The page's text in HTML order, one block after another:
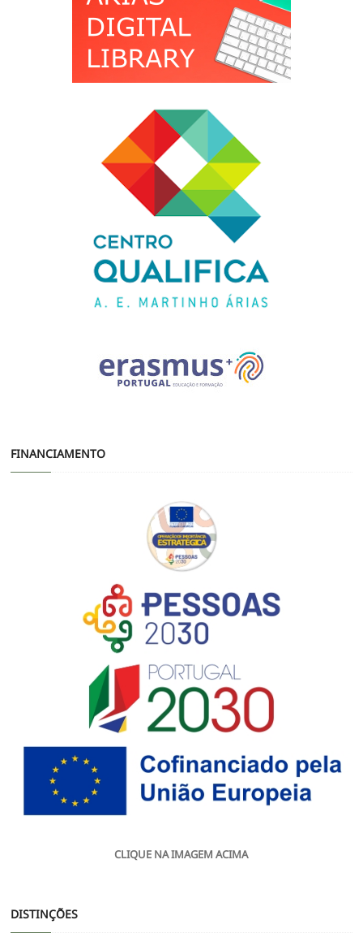
FINANCIAMENTO
CLIQUE NA IMAGEM ACIMA
DISTINÇÕES